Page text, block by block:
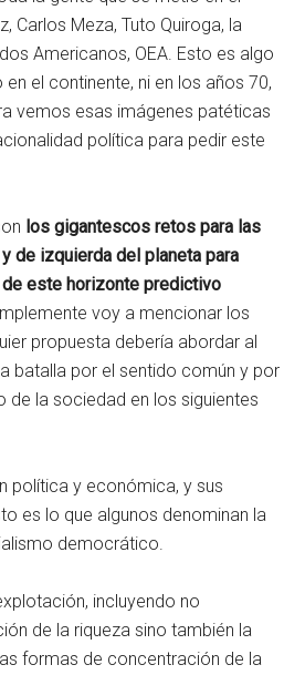
Carlos Meza, Tuto Quiroga, la
Americanos, OEA. Esto es algo
el continente, ni en los años 70,
vemos esas imágenes patéticas
política para pedir este
los gigantescos retos para las
de izquierda del planeta para
este horizonte predictivo
voy a mencionar los
propuesta debería abordar al
batalla por el sentido común y por
de la sociedad en los siguientes
política y económica, y sus
es lo que algunos denominan la
democrático.
incluyendo no
de la riqueza sino también la
formas de concentración de la